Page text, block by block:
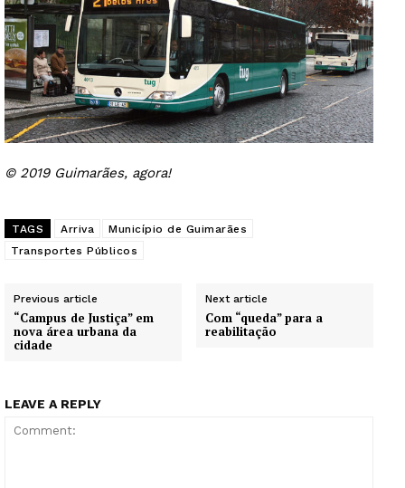
© 2019 Guimarães, agora!
TAGS Arriva
Município de Guimarães
Transportes Públicos
Previous article
“Campus de Justiça” em
nova área urbana da
cidade
Next article
Com “queda” para a
reabilitação
LEAVE A REPLY